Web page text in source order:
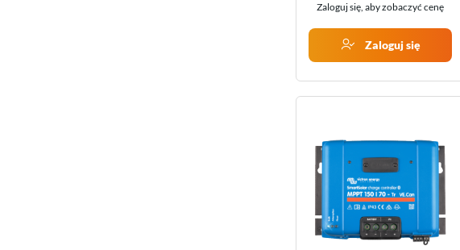
Zaloguj się, aby zobaczyć cenę
Zaloguj się